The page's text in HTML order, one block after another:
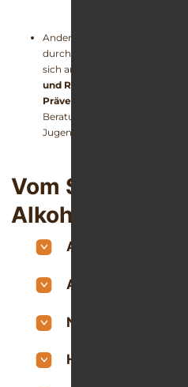
Andere Anwendungen bieten
durch Hypnose oder
sich an Menschen nach einem
und Rückfallprävention
Prävention und Information
Beratungsstellen und
Jugendliche und Angehörige.
Vom
Alkohol-Apps
Alkoholtracker &
Abstinenz &
Nachsorge &
Hypnose &